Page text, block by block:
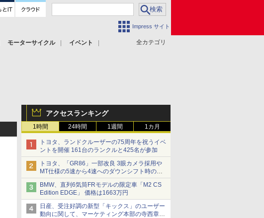
Impress サイト
全カテゴリ
モーターサイクル
イベント
アクセスランキング
1時間 24時間 1週間 1カ月
トヨタ、ランドクルーザーの75周年を祝うイベ
ントを開催 161台のランクルと425名が参加
トヨタ、「GR86」一部改良 3眼カメラ採用や
MT仕様の5速から4速へのダウンシフト時の操
作性向上など
BMW、直列6気筒FRモデルの限定車「M2 CS
Edition EDGE」 価格は1663万円
日産、受注好調の新型「キックス」のユーザー
動向に関して、マーケティング本部の寺西章氏